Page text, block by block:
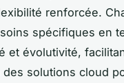
renforcée.
spécifiques en
et évolutivité,
des solutions cloud